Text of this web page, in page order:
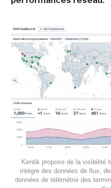
Kentik propose de la visibilité
intègre des données de flux,
données de télémétrie des